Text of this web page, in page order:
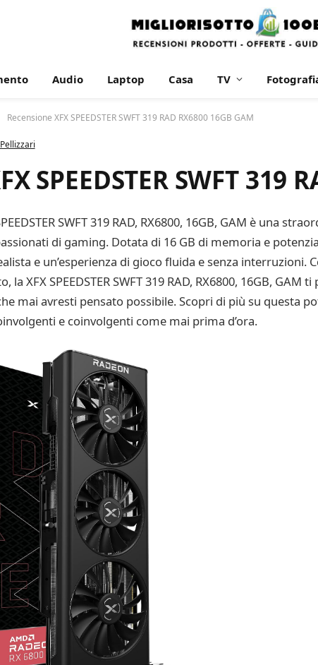
Audio Laptop Casa TV
Recensione XFX SPEEDSTER SWFT 319 RAD RX6800 16GB GAM
SPEEDSTER SWFT 319
SWFT 319 RAD, RX6800, 16GB, GAM è una
di gaming. Dotata di 16 GB di memoria e
e un’esperienza di gioco fluida e senza interruzioni.
la XFX SPEEDSTER SWFT 319 RAD, RX6800, 16GB,
mai avresti pensato possibile. Scopri di più su questa
e coinvolgenti come mai prima d’ora.